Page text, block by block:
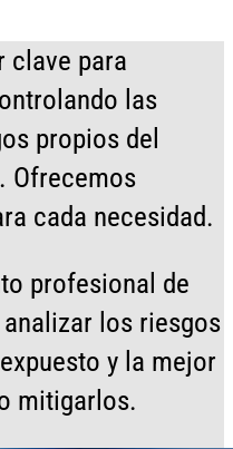
clave para
las
propios del
Ofrecemos
cada necesidad.
profesional de
los riesgos
y la mejor
mitigarlos.